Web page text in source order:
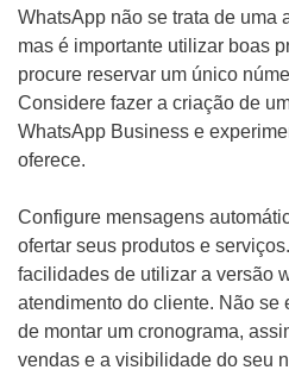
WhatsApp não se trata de uma
mas é importante utilizar boas
procure reservar um único
Considere fazer a criação de
WhatsApp Business e
oferece.
Configure mensagens
ofertar seus produtos e
facilidades de utilizar a versão
atendimento do cliente. Não se
de montar um cronograma,
vendas e a visibilidade do seu